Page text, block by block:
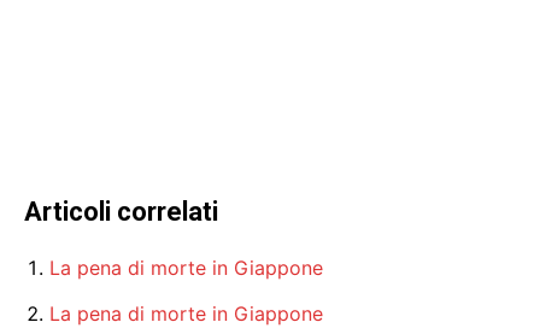
Articoli correlati
La pena di morte in Giappone
La pena di morte in Giappone